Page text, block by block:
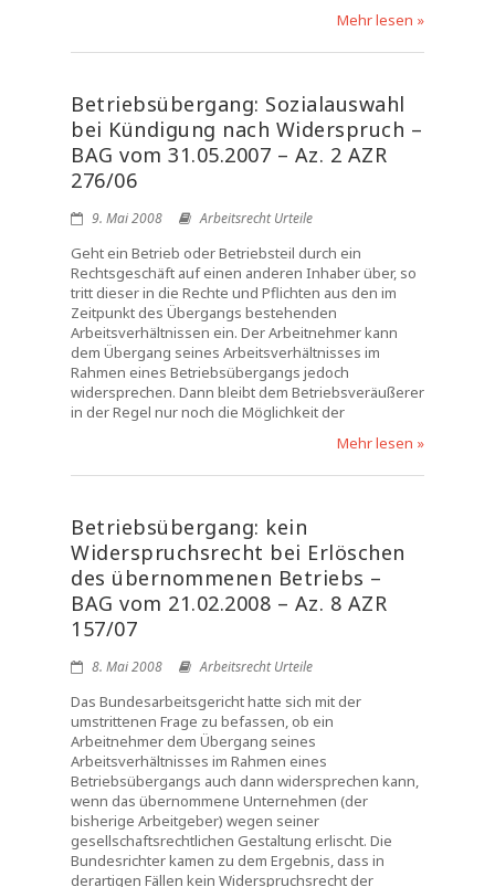
Mehr lesen »
Betriebsübergang: Sozialauswahl
bei Kündigung nach Widerspruch –
BAG vom 31.05.2007 – Az. 2 AZR
276/06
9. Mai 2008 Arbeitsrecht Urteile
Geht ein Betrieb oder Betriebsteil durch ein
Rechtsgeschäft auf einen anderen Inhaber über, so
tritt dieser in die Rechte und Pflichten aus den im
Zeitpunkt des Übergangs bestehenden
Arbeitsverhältnissen ein. Der Arbeitnehmer kann
dem Übergang seines Arbeitsverhältnisses im
Rahmen eines Betriebsübergangs jedoch
widersprechen. Dann bleibt dem Betriebsveräußerer
in der Regel nur noch die Möglichkeit der
Mehr lesen »
Betriebsübergang: kein
Widerspruchsrecht bei Erlöschen
des übernommenen Betriebs –
BAG vom 21.02.2008 – Az. 8 AZR
157/07
8. Mai 2008 Arbeitsrecht Urteile
Das Bundesarbeitsgericht hatte sich mit der
umstrittenen Frage zu befassen, ob ein
Arbeitnehmer dem Übergang seines
Arbeitsverhältnisses im Rahmen eines
Betriebsübergangs auch dann widersprechen kann,
wenn das übernommene Unternehmen (der
bisherige Arbeitgeber) wegen seiner
gesellschaftsrechtlichen Gestaltung erlischt. Die
Bundesrichter kamen zu dem Ergebnis, dass in
derartigen Fällen kein Widerspruchsrecht der